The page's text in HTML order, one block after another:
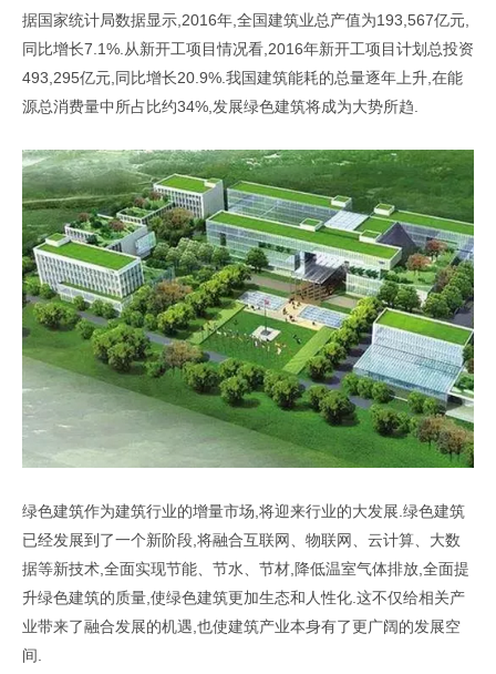
据国家统计局数据显示,2016年,全国建筑业总产值为193,567亿元,
同比增长7.1%.从新开工项目情况看,2016年新开工项目计划总投资
493,295亿元,同比增长20.9%.我国建筑能耗的总量逐年上升,在能
源总消费量中所占比约34%,发展绿色建筑将成为大势所趋.
绿色建筑作为建筑行业的增量市场,将迎来行业的大发展.绿色建筑
已经发展到了一个新阶段,将融合互联网、物联网、云计算、大数
据等新技术,全面实现节能、节水、节材,降低温室气体排放,全面提
升绿色建筑的质量,使绿色建筑更加生态和人性化.这不仅给相关产
业带来了融合发展的机遇,也使建筑产业本身有了更广阔的发展空
间.